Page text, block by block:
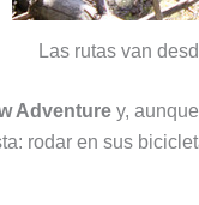
Las rutas van
Adventure y,
rodar en sus